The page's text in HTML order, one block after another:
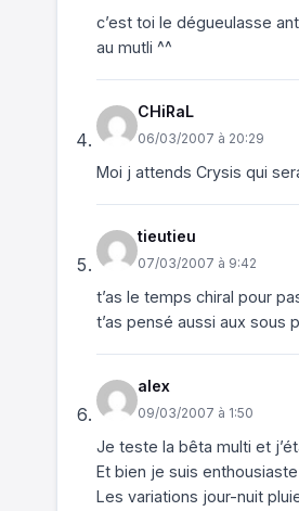
c’est toi le dégueulasse
au mutli ^^
CHiRaL
06/03/2007 à 20:29
Moi j attends Crysis qui
tieutieu
07/03/2007 à 9:42
t’as le temps chiral pour
t’as pensé aussi aux sous
alex
09/03/2007 à 1:50
Je teste la bêta multi et
Et bien je suis
Les variations jour-nuit